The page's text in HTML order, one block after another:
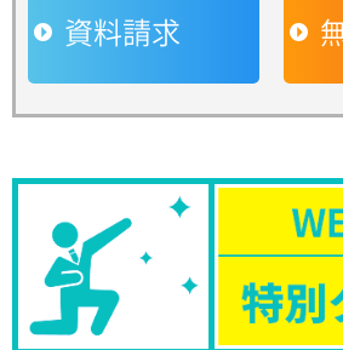
資料請求